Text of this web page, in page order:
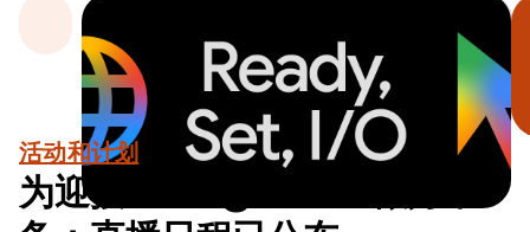
活动和计划
为迎接 Google I/O 做好准